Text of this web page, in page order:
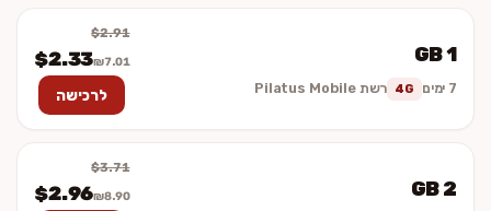
1 GB
7 ימים 4G רשת Pilatus Mobile
$2.91
$2.33₪7.01
לרכישה
2 GB
$3.71
$2.96₪8.90